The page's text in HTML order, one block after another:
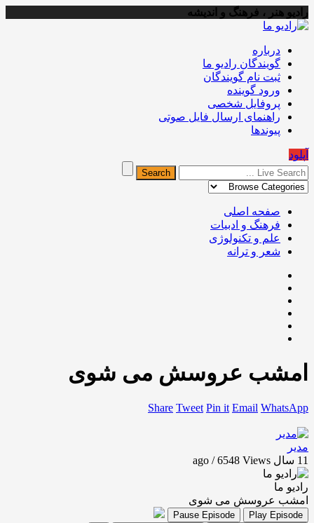
رادیو هنر ، فرهنگ و اندیشه
درباره
گویندگان رادیو ما
ثبت نام گویندگان
ورود گوینده
پروفایل شخصی
راهنمای ارسال فایل صوتی
پیوندها
آپلود
صفحه اصلی
فرهنگ و ادبیات
علم و تکنولوژی
شعر و ترانه
امشب عروسش می شوی
Share Tweet Pin it Email WhatsApp
مدیر
11 سال ago / 6548
Views
رادیو ما
امشب عروسش می شوی
Play Episode
Pause Episode